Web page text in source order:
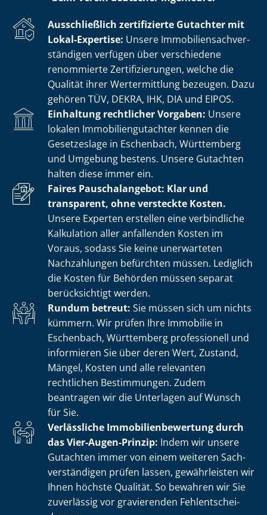
Ausschließlich zertifizierte Gutachter mit
Lokal-Expertise: Unsere Im­mo­bi­li­en­sach­ver­
stän­di­gen verfügen über verschiedene
renommierte Zer­ti­fi­zie­run­gen, welche die
Qualität ihrer Wertermittlung bezeugen. Dazu
gehören TÜV, DEKRA, IHK, DIA und EIPOS.
Einhaltung rechtlicher Vorgaben: Unsere
lokalen Im­mo­bi­li­en­gut­ach­ter kennen die
Gesetzeslage in Eschenbach, Württemberg
und Umgebung bestens. Unsere Gutachten
halten diese immer ein.
Faires Pauschalangebot: Klar und
transparent, ohne versteckte Kosten.
Unsere Experten erstellen eine verbindliche
Kalkulation aller anfallenden Kosten im
Voraus, sodass Sie keine unerwarteten
Nachzahlungen befürchten müssen. Lediglich
die Kosten für Behörden müssen separat
berücksichtigt werden.
Rundum betreut: Sie müssen sich um nichts
kümmern. Wir prüfen Ihre Immobilie in
Eschenbach, Württemberg professionell und
informieren Sie über deren Wert, Zustand,
Mängel, Kosten und alle relevanten
rechtlichen Bestimmungen. Zudem
beantragen wir die Unterlagen auf Wunsch
für Sie.
Verlässliche Im­mo­bi­li­en­be­wer­tung durch
das Vier-Augen-Prinzip: Indem wir unsere
Gutachten immer von einem weiteren Sach­
ver­stän­di­gen prüfen lassen, gewährleisten wir
Ihnen höchste Qualität. So bewahren wir Sie
zuverlässig vor gravierenden Fehl­ent­schei­